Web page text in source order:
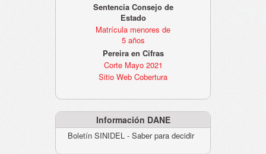
Sentencia Consejo de
Estado
Matrícula menores de
5 años
Pereira en Cifras
Corte Mayo 2021
Sitio Web Cobertura
Información DANE
Boletín SINIDEL - Saber para decidir